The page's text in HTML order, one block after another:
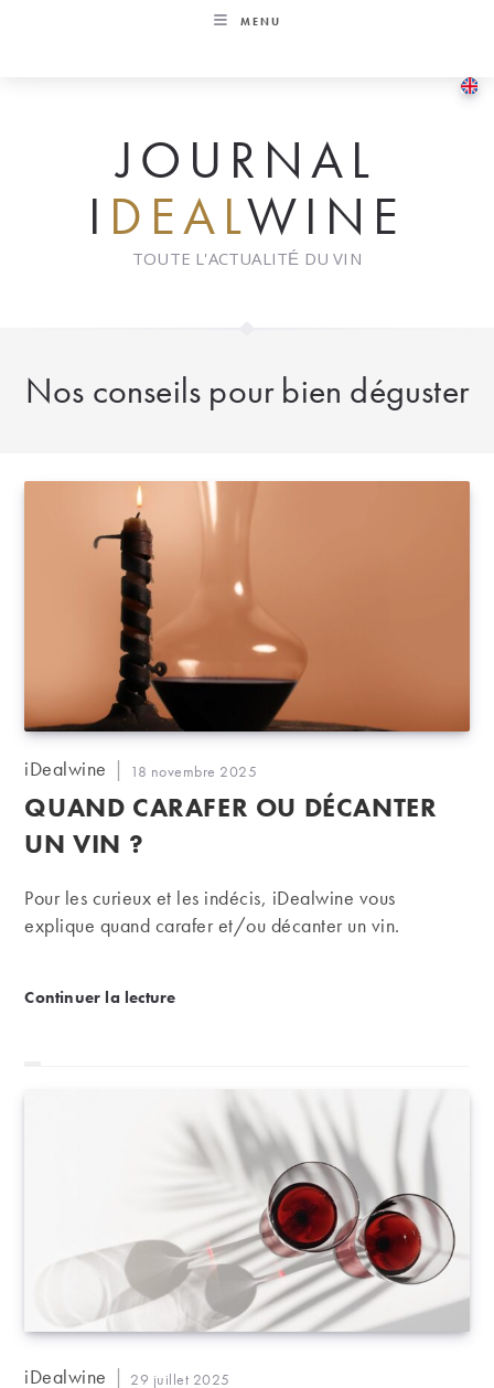
MENU
JOURNAL
I DEALWINE
TOUTE L'ACTUALITÉ DU VIN
Nos conseils pour bien déguster
Auteur/autrice
la
publication :
iDealwine
Publication
publiée :
18 novembre 2025
QUAND CARAFER OU DÉCANTER
UN VIN ?
Pour les curieux et les indécis, iDealwine vous
explique quand carafer et/ou décanter un vin.
Continuer la lectureQuand carafer ou décanter un vin ?
Auteur/autrice
iDealwine
Publication
29 juillet 2025